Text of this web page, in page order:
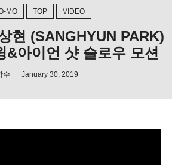
MO TOP VIDEO
현 (SANGHYUN PARK)
&아이언 샷 슬로우 모션
수 January 30, 2019